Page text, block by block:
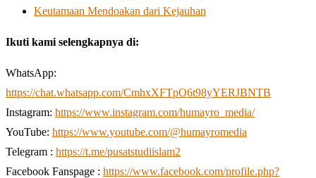
Keutamaan Mendoakan dari Kejauhan
Ikuti kami selengkapnya di:
WhatsApp:
https://chat.whatsapp.com/CmhxXFTpO6t98yYERJBNTB
Instagram: https://www.instagram.com/humayro_media/
YouTube: https://www.youtube.com/@humayromedia
Telegram : https://t.me/pusatstudiislam2
Facebook Fanspage : https://www.facebook.com/profile.php?